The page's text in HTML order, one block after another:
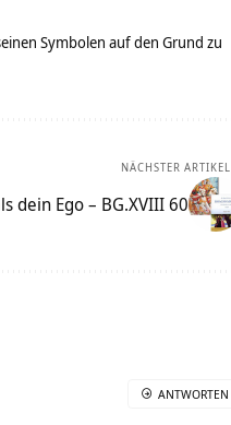
Symbolen auf den Grund zu
NÄCHSTER ARTIKEL
dein Ego – BG.XVIII 60
ANTWORTEN